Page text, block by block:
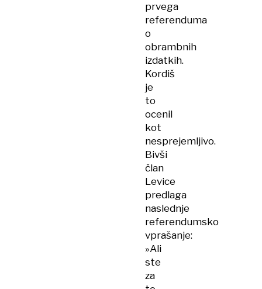
prvega
referenduma
o
obrambnih
izdatkih.
Kordiš
je
to
ocenil
kot
nesprejemljivo.
Bivši
član
Levice
predlaga
naslednje
referendumsko
vprašanje:
»Ali
ste
za